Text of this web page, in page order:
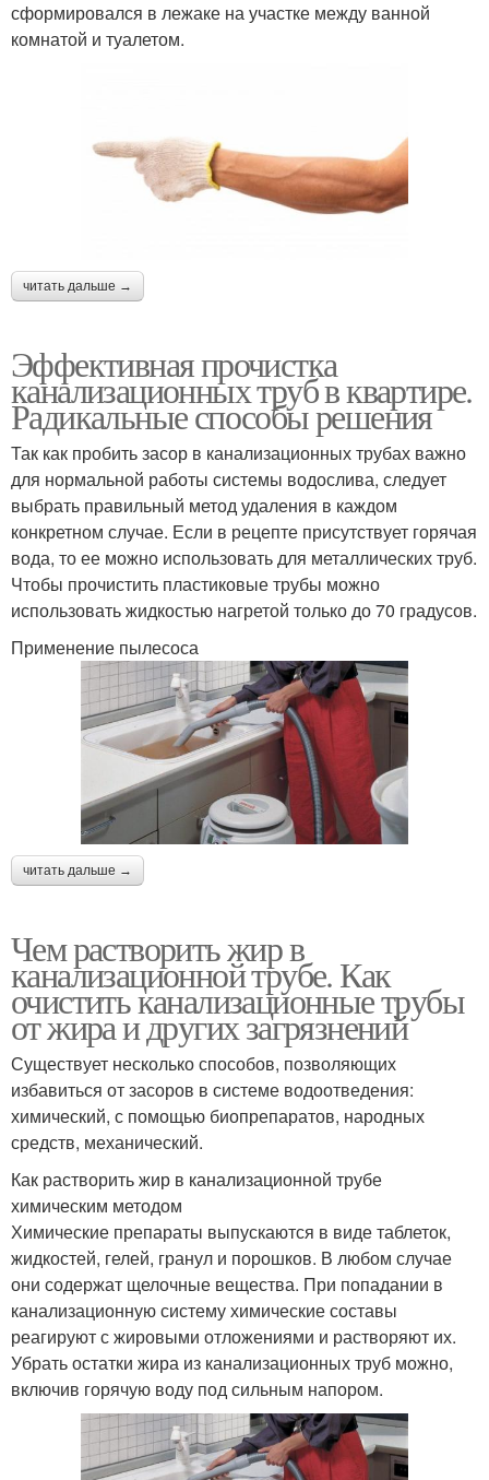
сформировался в лежаке на участке между ванной
комнатой и туалетом.
читать дальше →
Эффективная прочистка
канализационных труб в квартире.
Радикальные способы решения
Так как пробить засор в канализационных трубах важно
для нормальной работы системы водослива, следует
выбрать правильный метод удаления в каждом
конкретном случае. Если в рецепте присутствует горячая
вода, то ее можно использовать для металлических труб.
Чтобы прочистить пластиковые трубы можно
использовать жидкостью нагретой только до 70 градусов.
Применение пылесоса
читать дальше →
Чем растворить жир в
канализационной трубе. Как
очистить канализационные трубы
от жира и других загрязнений
Существует несколько способов, позволяющих
избавиться от засоров в системе водоотведения:
химический, с помощью биопрепаратов, народных
средств, механический.
Как растворить жир в канализационной трубе
химическим методом
Химические препараты выпускаются в виде таблеток,
жидкостей, гелей, гранул и порошков. В любом случае
они содержат щелочные вещества. При попадании в
канализационную систему химические составы
реагируют с жировыми отложениями и растворяют их.
Убрать остатки жира из канализационных труб можно,
включив горячую воду под сильным напором.